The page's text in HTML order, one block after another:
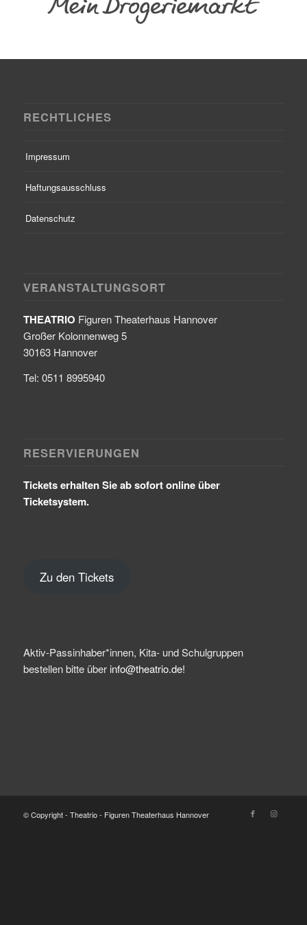
RECHTLICHES
Impressum
Haftungsausschluss
Datenschutz
VERANSTALTUNGSORT
THEATRIO Figuren Theaterhaus Hannover
Großer Kolonnenweg 5
30163 Hannover
Tel: 0511 8995940
RESERVIERUNGEN
Tickets erhalten Sie ab sofort online über
Ticketsystem.
Zu den Tickets
Aktiv-Passinhaber*innen, Kita- und Schulgruppen
bestellen bitte über info@theatrio.de!
© Copyright - Theatrio - Figuren Theaterhaus Hannover